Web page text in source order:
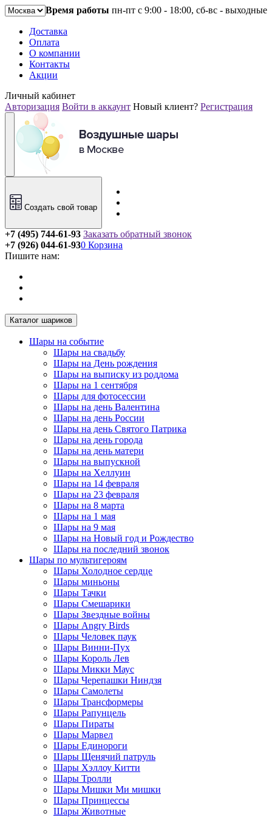
Время работы пн-пт с 9:00 - 18:00, сб-вс - выходные
Доставка
Оплата
О компании
Контакты
Акции
Личный кабинет
Авторизация Войти в аккаунт Новый клиент? Регистрация
Создать свой товар
+7 (495) 744-61-93 Заказать обратный звонок
+7 (926) 044-61-93
Пишите нам:
0 Корзина
Каталог шариков
Шары на событие
Шары на свадьбу
Шары на День рождения
Шары на выписку из роддома
Шары на 1 сентября
Шары для фотосессии
Шары на день Валентина
Шары на день России
Шары на день Святого Патрика
Шары на день города
Шары на день матери
Шары на выпускной
Шары на Хеллуин
Шары на 14 февраля
Шары на 23 февраля
Шары на 8 марта
Шары на 1 мая
Шары на 9 мая
Шары на Новый год и Рождество
Шары на последний звонок
Шары по мультигероям
Шары Холодное сердце
Шары миньоны
Шары Тачки
Шары Смешарики
Шары Звездные войны
Шары Angry Birds
Шары Человек паук
Шары Винни-Пух
Шары Король Лев
Шары Микки Маус
Шары Черепашки Ниндзя
Шары Самолеты
Шары Трансформеры
Шары Рапунцель
Шары Пираты
Шары Марвел
Шары Единороги
Шары Щенячий патруль
Шары Хэллоу Китти
Шары Тролли
Шары Мишки Ми мишки
Шары Принцессы
Шары Животные